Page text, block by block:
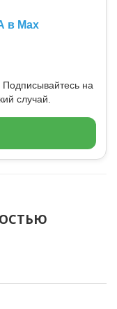
в Max
на
случай.